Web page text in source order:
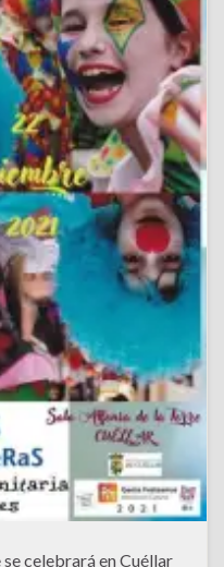
celebrará en Cuéllar